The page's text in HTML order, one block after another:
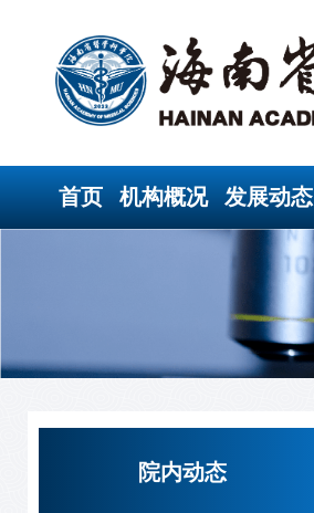
首页 机构概况 发展动态
院内动态